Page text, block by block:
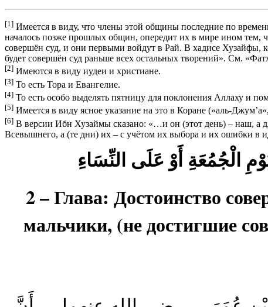
[1] Имеется в виду, что члены этой общины последние по
началось позже прошлых общин, опередит их в мире ином тем,
совершён суд, и они первыми войдут в Рай. В хадисе Хузайфы,
будет совершён суд раньше всех остальных творений». См.
[2] Имеются в виду иудеи и христиане.
[3] То есть Тора и Евангелие.
[4] То есть особо выделять пятницу для поклонения Аллаху и
[5] Имеется в виду ясное указание на это в Коране («аль-
[6] В версии Ибн Хузаймы сказано: «…и он (этот день) – наш, а
Всевышнего, а (те дни) их – с учётом их выбора и их ошибки в
2 – Глава: Достоинство
мальчики, (не достигшие